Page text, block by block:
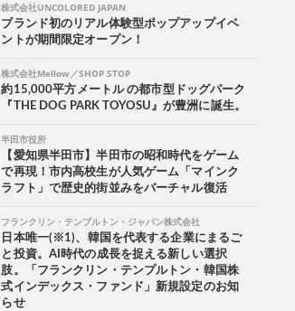
株式会社UNCOLORED JAPAN
ブランド初のリアル体験型ポップアップイベ
ントが期間限定オープン！
株式会社Mellow／SHOP STOP
約15,000平方メートル の都市型ドッグパーク
『THE DOG PARK TOYOSU』が豊洲に誕生。
半田市役所
【愛知県半田市】半田市の昭和時代をゲーム
で再現！市内高校生が人気ゲーム「マインク
ラフト」で歴史的街並みをバーチャル復活
フランクリン・テンプルトン・ジャパン株式会社
日本唯一(※1)、韓国を代表する企業にまるご
と投資。AI時代の成長を捉える新しい選択
肢。「フランクリン・テンプルトン・韓国株
式インデックス・ファンド」新規設定のお知
らせ